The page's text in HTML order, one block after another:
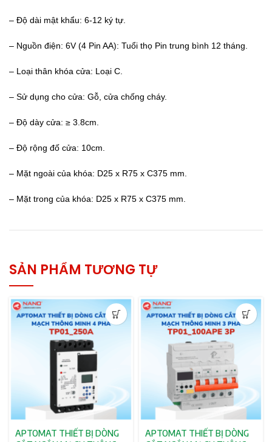
– Độ dài mật khẩu: 6-12 ký tự.
– Nguồn điện: 6V (4 Pin AA): Tuổi thọ Pin trung bình 12 tháng.
– Loại thân khóa cửa: Loại C.
– Sử dụng cho cửa: Gỗ, cửa chống cháy.
– Độ dày cửa: ≥ 3.8cm.
– Độ rộng đố cửa: 10cm.
– Mặt ngoài của khóa: D25 x R75 x C375 mm.
– Mặt trong của khóa: D25 x R75 x C375 mm.
SẢN PHẨM TƯƠNG TỰ
APTOMAT THIẾT BỊ DÒNG
APTOMAT THIẾT BỊ DÒNG